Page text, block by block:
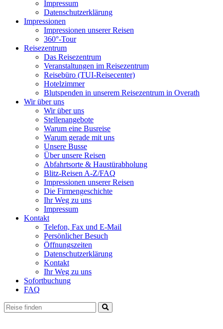
Impressum
Datenschutzerklärung
Impressionen
Impressionen unserer Reisen
360°-Tour
Reisezentrum
Das Reisezentrum
Veranstaltungen im Reisezentrum
Reisebüro (TUI-Reisecenter)
Hotelzimmer
Blutspenden in unserem Reisezentrum in Overath
Wir über uns
Wir über uns
Stellenangebote
Warum eine Busreise
Warum gerade mit uns
Unsere Busse
Über unsere Reisen
Abfahrtsorte & Haustürabholung
Blitz-Reisen A-Z/FAQ
Impressionen unserer Reisen
Die Firmengeschichte
Ihr Weg zu uns
Impressum
Kontakt
Telefon, Fax und E-Mail
Persönlicher Besuch
Öffnungszeiten
Datenschutzerklärung
Kontakt
Ihr Weg zu uns
Sofortbuchung
FAQ